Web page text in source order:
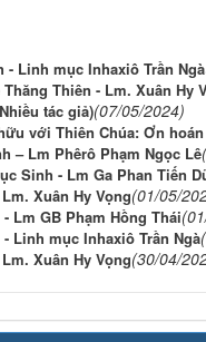
Linh mục Inhaxiô Trần Ngà
Thiên - Lm. Xuân Hy
tác giả)(07/05/2024)
với Thiên Chúa: Ơn
– Lm Phêrô Phạm Ngọc Lê
Sinh - Lm Ga Phan Tiến
Xuân Hy Vọng(01/05/
Lm GB Phạm Hồng Thái
Linh mục Inhaxiô Trần Ngà
Xuân Hy Vọng(30/04/